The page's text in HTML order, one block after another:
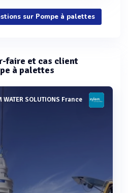
sur Pompe à palettes
faire et cas client
à palettes
WATER SOLUTIONS France